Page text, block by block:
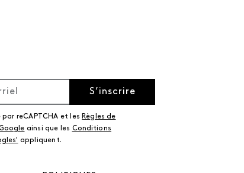
S’inscrire
reCAPTCHA et les Règles de
ainsi que les Conditions
appliquent.